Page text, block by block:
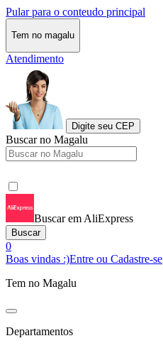
Pular para o conteudo principal
Tem no magalu
Atendimento
Digite seu CEP
Buscar no Magalu
Buscar em AliExpress
Buscar
0
Boas vindas :)Entre ou Cadastre-se
Tem no Magalu
Departamentos